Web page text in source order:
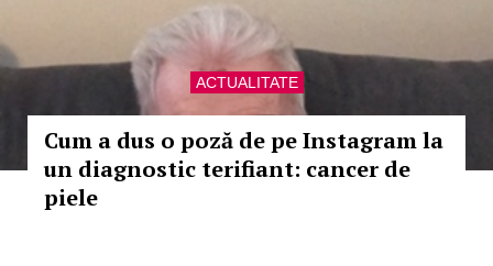
ACTUALITATE
Cum a dus o poză de pe Instagram la
un diagnostic terifiant: cancer de
piele